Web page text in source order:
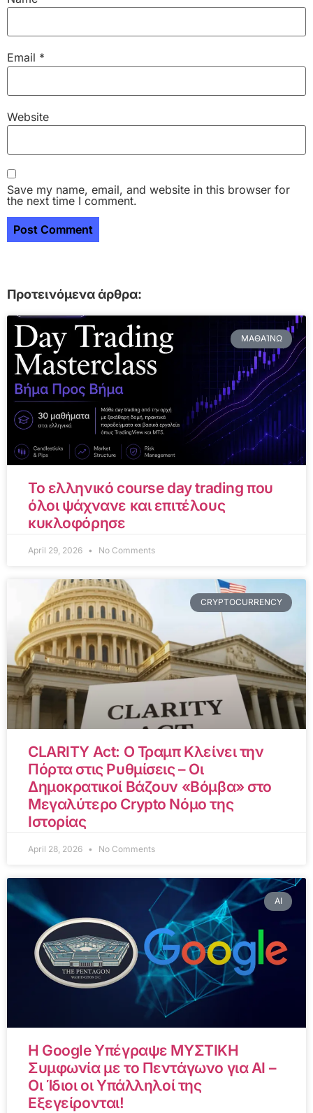
Email *
Website
Save my name, email, and website in this browser for
the next time I comment.
Προτεινόμενα άρθρα:
ΜΑΘΑΊΝΩ
Το ελληνικό course day trading που
όλοι ψάχνανε και επιτέλους
κυκλοφόρησε
April 29, 2026 No Comments
CRYPTOCURRENCY
CLARITY Act: Ο Τραμπ Κλείνει την
Πόρτα στις Ρυθμίσεις – Οι
Δημοκρατικοί Βάζουν «Βόμβα» στο
Μεγαλύτερο Crypto Νόμο της
Ιστορίας
April 28, 2026 No Comments
AI
Η Google Υπέγραψε ΜΥΣΤΙΚΗ
Συμφωνία με το Πεντάγωνο για AI –
Οι Ίδιοι οι Υπάλληλοί της
Εξεγείρονται!